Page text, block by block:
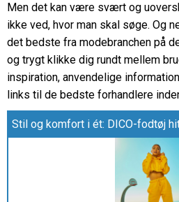
Men det kan være svært og
ikke ved, hvor man skal søge. Og
det bedste fra modebranchen på
og trygt klikke dig rundt mellem
inspiration, anvendelige
links til de bedste forhandlere
Stil og komfort i ét: DICO-fodtøj